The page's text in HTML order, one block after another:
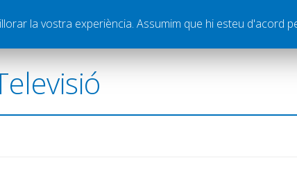
Vídeos Graella Publicitat Contacte
la vostra experiència. Assumim que hi esteu d'acord